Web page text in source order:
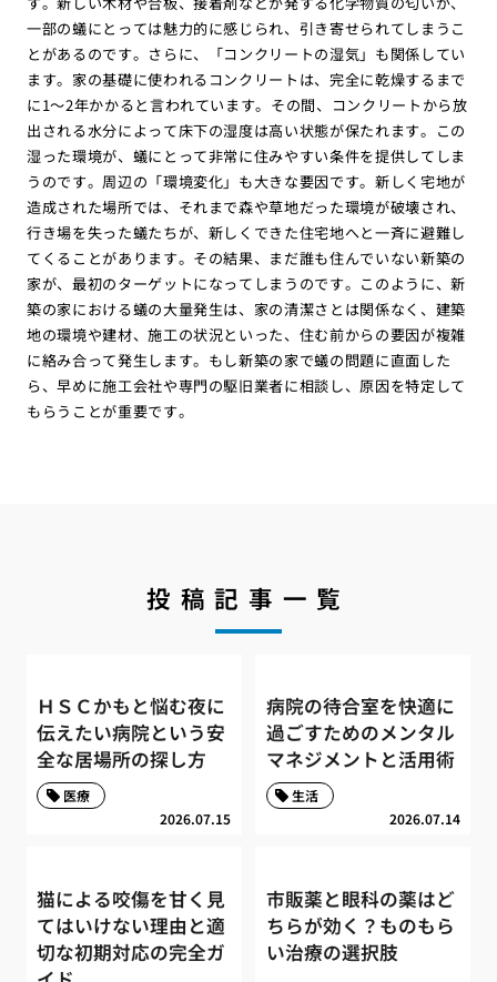
一部の蟻にとっては魅力的に感じられ、引き寄せられてしまうこ
とがあるのです。さらに、「コンクリートの湿気」も関係してい
ます。家の基礎に使われるコンクリートは、完全に乾燥するまで
に1〜2年かかると言われています。その間、コンクリートから放
出される水分によって床下の湿度は高い状態が保たれます。この
湿った環境が、蟻にとって非常に住みやすい条件を提供してしま
うのです。周辺の「環境変化」も大きな要因です。新しく宅地が
造成された場所では、それまで森や草地だった環境が破壊され、
行き場を失った蟻たちが、新しくできた住宅地へと一斉に避難し
てくることがあります。その結果、まだ誰も住んでいない新築の
家が、最初のターゲットになってしまうのです。このように、新
築の家における蟻の大量発生は、家の清潔さとは関係なく、建築
地の環境や建材、施工の状況といった、住む前からの要因が複雑
に絡み合って発生します。もし新築の家で蟻の問題に直面した
ら、早めに施工会社や専門の駆旧業者に相談し、原因を特定して
もらうことが重要です。
投稿記事一覧
ＨＳＣかもと悩む夜に
伝えたい病院という安
全な居場所の探し方
2026.07.15
医療
病院の待合室を快適に
過ごすためのメンタル
マネジメントと活用術
2026.07.14
生活
猫による咬傷を甘く見
てはいけない理由と適
切な初期対応の完全ガ
市販薬と眼科の薬はど
ちらが効く？ものもら
い治療の選択肢